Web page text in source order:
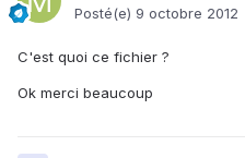
Posté(e) 9 octobre 2012
C'est quoi ce fichier ?
Ok merci beaucoup